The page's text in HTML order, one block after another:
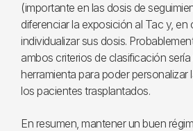
(importante en las dosis de
diferenciar la exposición al Tac y,
individualizar sus dosis.
ambos criterios de clasificación
herramienta para poder personalizar
los pacientes trasplantados.
En resumen, mantener un buen